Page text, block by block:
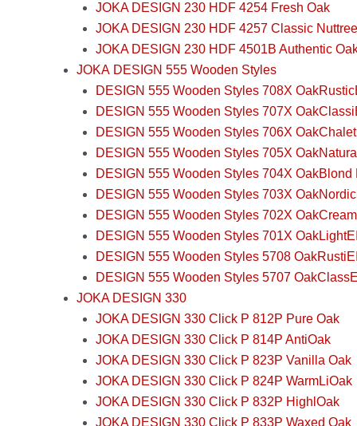
JOKA DESIGN 230 HDF 4254 Fresh Oak
JOKA DESIGN 230 HDF 4257 Classic Nuttree
JOKA DESIGN 230 HDF 4501B Authentic
JOKA DESIGN 555 Wooden Styles
DESIGN 555 Wooden Styles 708X
DESIGN 555 Wooden Styles 707X
DESIGN 555 Wooden Styles 706X
DESIGN 555 Wooden Styles 705X
DESIGN 555 Wooden Styles 704X OakBlond
DESIGN 555 Wooden Styles 703X
DESIGN 555 Wooden Styles 702X
DESIGN 555 Wooden Styles 701X
DESIGN 555 Wooden Styles 5708
DESIGN 555 Wooden Styles 5707
JOKA DESIGN 330
JOKA DESIGN 330 Click P 812P Pure Oak
JOKA DESIGN 330 Click P 814P AntiOak
JOKA DESIGN 330 Click P 823P Vanilla Oak
JOKA DESIGN 330 Click P 824P WarmLiOak
JOKA DESIGN 330 Click P 832P HighlOak
JOKA DESIGN 330 Click P 833P Waxed Oak